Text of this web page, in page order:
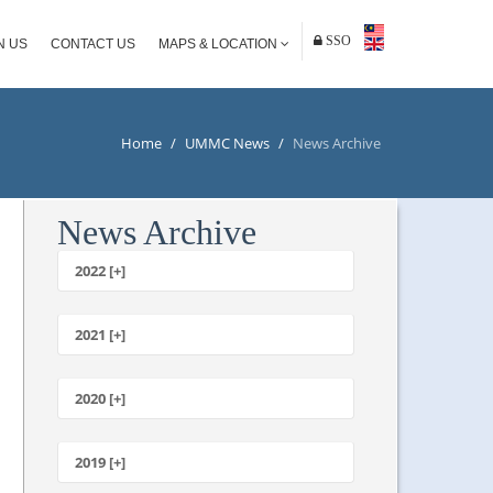
US CONTACT US MAPS & LOCATION SSO
Home / UMMC News / News Archive
News Archive
2022 [+]
2021 [+]
October
July
2020 [+]
January
2019 [+]